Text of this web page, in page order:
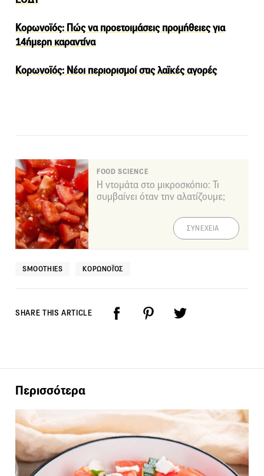
Κορωνοϊός: Πώς να προετοιμάσεις προμήθειες για
14ήμερη καραντίνα
Κορωνοϊός: Νέοι περιορισμοί στις λαϊκές αγορές
FOOD SCIENCE
Η ντομάτα στο μικροσκόπιο: Τι
συμβαίνει όταν την αλατίζουμε;
ΣΥΝΕΧΕΙΑ
SMOOTHIES ΚΟΡΩΝΟΪΌΣ
SHARE THIS ARTICLE
Περισσότερα